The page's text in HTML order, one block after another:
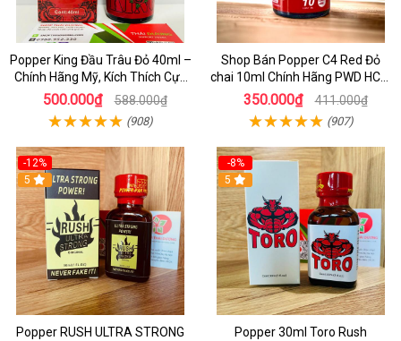
Popper King Đầu Trâu Đỏ 40ml –
Chính Hãng Mỹ, Kích Thích Cực
Mạnh Cho Top & Bot
500.000₫ 588.000₫
(908)
Shop Bán Popper C4 Red Đỏ
chai 10ml Chính Hãng PWD HCM
kích thích Cực Mạnh cho LGBT -
TOP BOT
350.000₫ 411.000₫
(907)
-12%
5
Popper RUSH ULTRA STRONG
-8%
5
Popper 30ml Toro Rush